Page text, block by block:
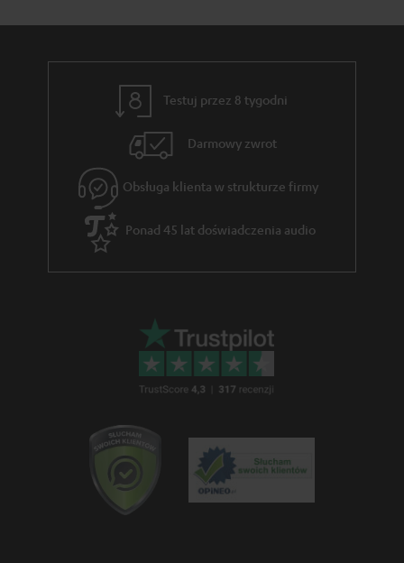
Atmos” nie istnieją. Tylko są to licencjonowane głośniki, które odtwarzają
sygnały przeznaczone na format dźwiękowy Dolby Atmos.
Z tego względu, że dźwięk każdej sceny filmu i każdego obiektu powinny
być teoretycznie odtwarzane, formaty audio z taką technologią są
nazywane również jako formaty obiektowe. Poprzez różne informacje
audio docierające do każdego pojedynczegogłośnika, bazując na danej
scenie filmu, sygnał audio będzie tak przetworzony, aby powstało
wrażenie, jakbyśmy znajdowali się w samym środku wydarzeń. Dodatkowo
w formacie Dolby Atmos przetwarzanych jest znacznie więcej sygnałów
audio i informacji niż chociażby w formacie Dolby Digital czy DTS, co
prowadzi do tego, że możemy spostrzegać dodatkowe szczegóły
nią wszystkimi zmysłami. Dla specjalnych sygnałów audio Atmos, które
powinni dochodzić do nas z sufitu, tzn. od góry, dany amplituner posiada
odpowiednie złącza głośnikowe z tyłu urządzenia, które są przypisane
sygnałom Atmos podczas konfiguracji systemu kina domowego
osiągnąć optymalny dźwięk systemu kina domowego z formatem Dolby w
Zajrzyj do sklepu internetowego Teufel i odkryj również inne kategorie
słuchawki ,głośniki stereo
Testuj przez 8 tygodni
Darmowy zwrot
Obsługa klienta w strukturze firmy
Ponad 45 lat doświadczenia audio